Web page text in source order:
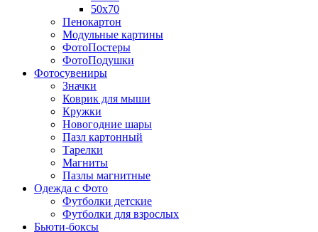
50х70
Пенокартон
Модульные картины
ФотоПостеры
ФотоПодушки
Фотоcувениры
Значки
Коврик для мыши
Кружки
Новогодние шары
Пазл картонный
Тарелки
Магниты
Пазлы магнитные
Одежда с Фото
Футболки детские
Футболки для взрослых
Бьюти-боксы